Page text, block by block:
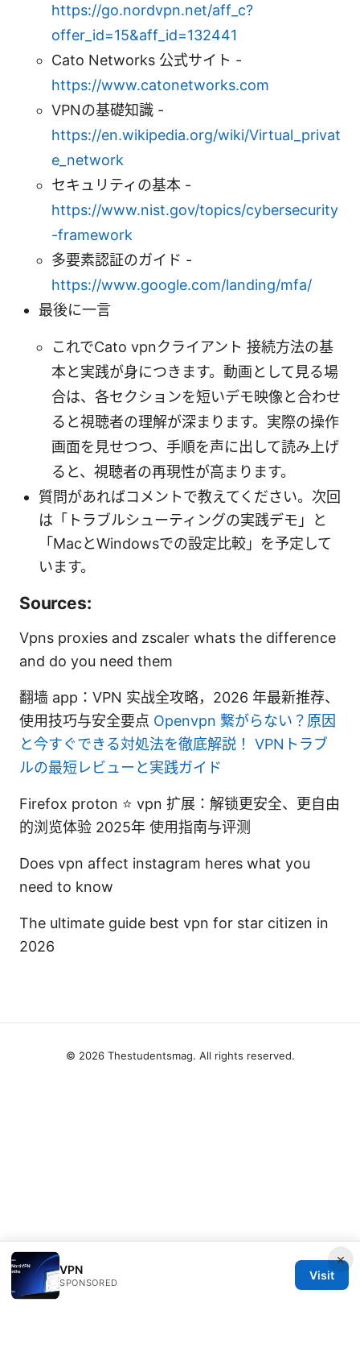
https://go.nordvpn.net/aff_c?
offer_id=15&aff_id=132441
Cato Networks 公式サイト -
https://www.catonetworks.com
VPNの基礎知識 -
https://en.wikipedia.org/wiki/Virtual_privat
e_network
セキュリティの基本 -
https://www.nist.gov/topics/cybersecurity
-framework
多要素認証のガイド -
https://www.google.com/landing/mfa/
最後に一言
これでCato vpnクライアント 接続方法の基
本と実践が身につきます。動画として見る場
合は、各セクションを短いデモ映像と合わせ
ると視聴者の理解が深まります。実際の操作
画面を見せつつ、手順を声に出して読み上げ
ると、視聴者の再現性が高まります。
質問があればコメントで教えてください。次回
は「トラブルシューティングの実践デモ」と
「MacとWindowsでの設定比較」を予定して
います。
Sources:
Vpns proxies and zscaler whats the difference
and do you need them
翻墙 app：VPN 实战全攻略，2026 年最新推荐、
使用技巧与安全要点 Openvpn 繋がらない？原因
と今すぐできる対処法を徹底解説！ VPNトラブ
ルの最短レビューと実践ガイド
Firefox proton ⭐ vpn 扩展：解锁更安全、更自由
的浏览体验 2025年 使用指南与评测
Does vpn affect instagram heres what you
need to know
The ultimate guide best vpn for star citizen in
2026
×
VPN
SPONSORED
Visit
© 2026 Thestudentsmag. All rights reserved.